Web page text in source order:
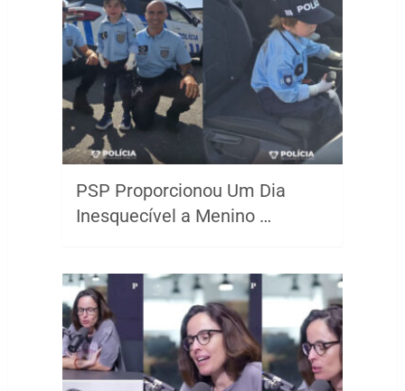
PSP Proporcionou Um Dia
Inesquecível a Menino …